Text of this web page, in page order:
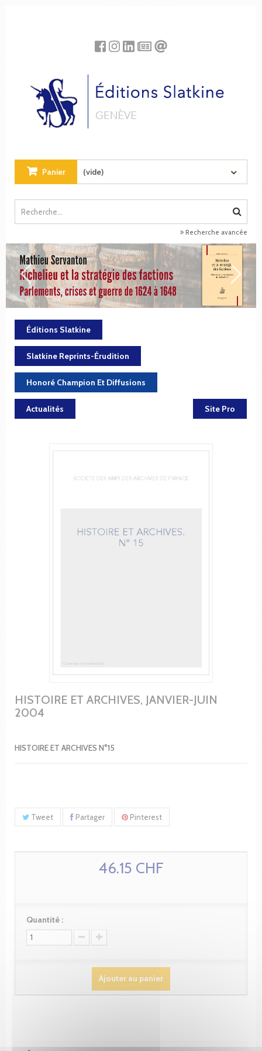
Panier (vide)
Recherche avancée
Éditions Slatkine
Slatkine Reprints-Érudition
Honoré Champion Et Diffusions
Actualités Site Pro
HISTOIRE ET ARCHIVES, JANVIER-JUIN
2004
HISTOIRE ET ARCHIVES N°15
Tweet Partager Pinterest
46.15 CHF
Quantité :
Ajouter au panier